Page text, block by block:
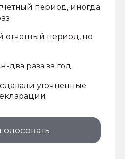
период, иногда
отчетный период, но
два раза за год
уточненные